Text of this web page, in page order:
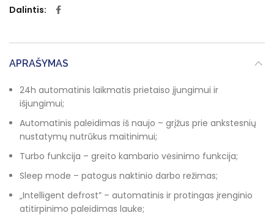
Dalintis
APRAŠYMAS
24h automatinis laikmatis prietaiso įjungimui ir
išjungimui;
Automatinis paleidimas iš naujo – grįžus prie ankstesnių
nustatymų nutrūkus maitinimui;
Turbo funkcija – greito kambario vėsinimo funkcija;
Sleep mode – patogus naktinio darbo režimas;
„Intelligent defrost” – automatinis ir protingas įrenginio
atitirpinimo paleidimas lauke;